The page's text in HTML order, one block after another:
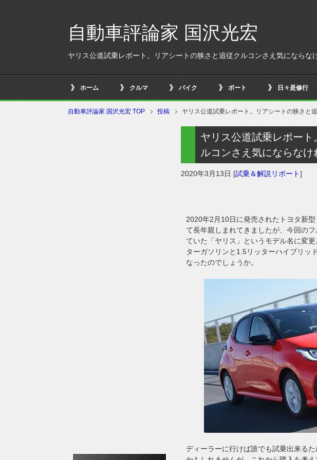
自動車評論家 国沢光宏
ヤリス公道試乗レポート。リアシートの狭さと追従クルコンさえ気にならな
ホーム クルマ バイク ボート 日々是修行
自動車評論家 国沢光宏 TOP 投稿 ヤリス公道試乗レポート。リアシートの狭さと
ヤリス公道試乗レポー
ルコンさえ気にならなけ
2020年3月13日 [試乗＆解説リポート]
2020年2月10日に発売されたトヨタ新
て長年親しまれてきましたが、今回の
ていた「ヤリス」というモデル名に変
ターガソリンと1.5リッターハイブリッ
なったのでしょうか。
ディーラーに行けば誰でも試乗出来る